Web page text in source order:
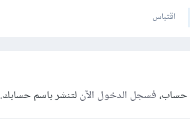
اقتباس
حساب،فسجل الدخول الآنلتنشر باسم حسابك.